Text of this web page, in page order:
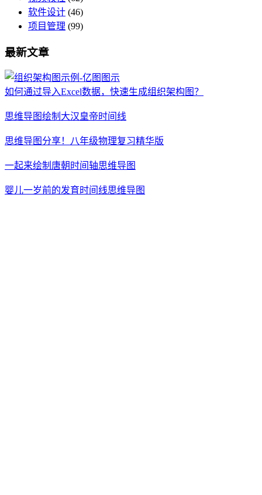
软件设计 (46)
项目管理 (99)
最新文章
如何通过导入Excel数据，快速生成组织架构图？
思维导图绘制大汉皇帝时间线
思维导图分享！八年级物理复习精华版
一起来绘制唐朝时间轴思维导图
婴儿一岁前的发育时间线思维导图